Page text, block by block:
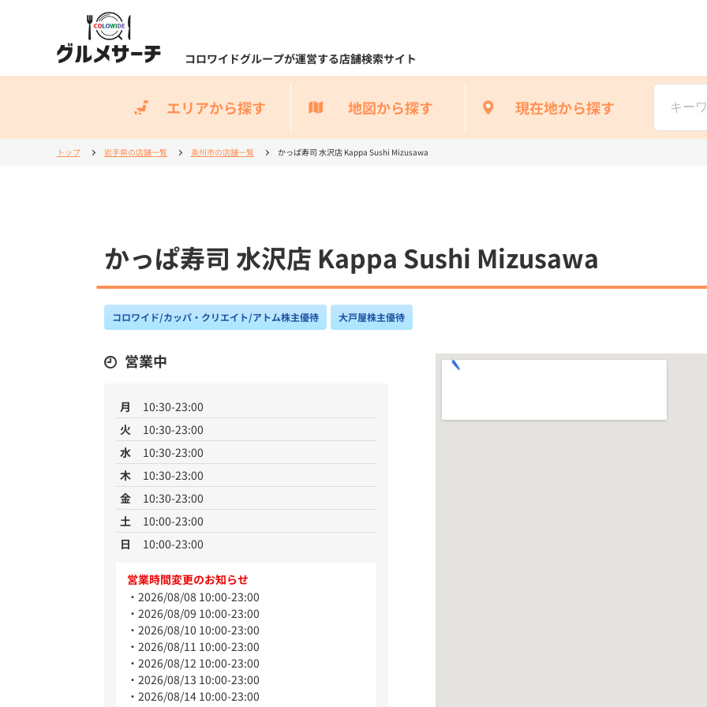
コロワイドグループが運営する店舗検索サイト
エリアから探す 地図から探す 現在地から探す
トップ 岩手県の店舗一覧 奥州市の店舗一覧 かっぱ寿司 水沢店 Kappa Sushi Mizusawa
かっぱ寿司 水沢店 Kappa Sushi Mizusawa
コロワイド/カッパ・クリエイト/アトム株主優待 大戸屋株主優待
営業中
月
10:30-23:00
火
10:30-23:00
水
10:30-23:00
木
10:30-23:00
金
10:30-23:00
土
10:00-23:00
日
10:00-23:00
営業時間変更のお知らせ
2026/08/08 10:00-23:00
2026/08/09 10:00-23:00
2026/08/10 10:00-23:00
2026/08/11 10:00-23:00
2026/08/12 10:00-23:00
2026/08/13 10:00-23:00
2026/08/14 10:00-23:00